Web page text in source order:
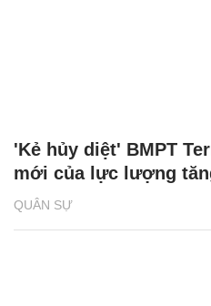
QUÂN SỰ
'Kẻ hủy diệt' BMPT
mới của lực lượng